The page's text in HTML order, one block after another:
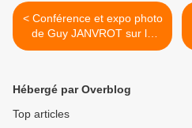
< Conférence et expo photo
de Guy JANVROT sur la
faune du Centre-Val de
Hébergé par Overblog
Top articles